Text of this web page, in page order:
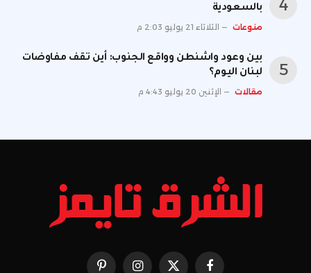
بالسعودية
منوعات الثلاثاء 21 يوليو 2:03 م
بين وعود واشنطن وواقع الجنوب: أين تقف مفاوضات
لبنان اليوم؟
مقالات الإثنين 20 يوليو 4:43 م